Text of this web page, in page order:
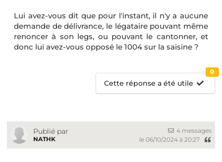
Lui avez-vous dit que pour l'instant, il n'y a aucune
demande de délivrance, le légataire pouvant même
renoncer à son legs, ou pouvant le cantonner, et
donc lui avez-vous opposé le 1004 sur la saisine ?
Cette réponse a été utile
0
Publié par
NATHK
4 messages
le 06/10/2024 à 20:27